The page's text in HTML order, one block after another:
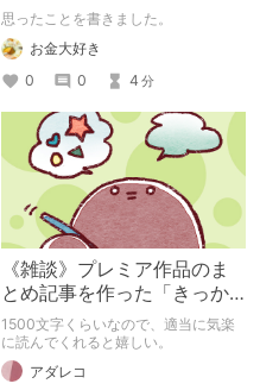
思ったことを書きました。
お金大好き
0
0 4 分
《雑談》プレミア作品のま
とめ記事を作った「きっか
け」
1500文字くらいなので、適当に気楽
に読んでくれると嬉しい。
アダレコ